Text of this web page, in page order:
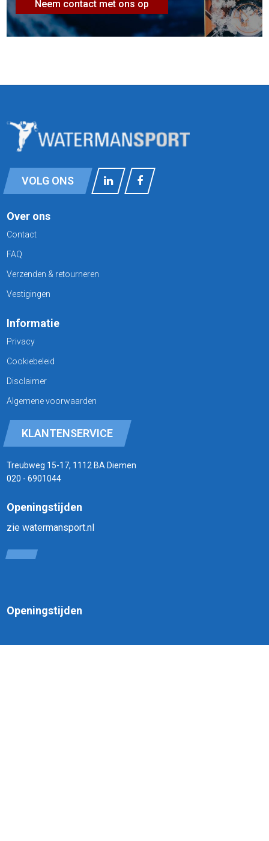
Neem contact met ons op
VOLG ONS
Over ons
Contact
FAQ
Verzenden & retourneren
Vestigingen
Informatie
Privacy
Cookiebeleid
Disclaimer
Algemene voorwaarden
KLANTENSERVICE
Treubweg 15-17, 1112 BA Diemen
020 - 6901044
Openingstijden
zie watermansport.nl
Openingstijden